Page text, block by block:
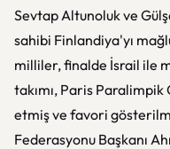
Sevtap Altunoluk ve
sahibi Finlandiya'yı
milliler, finalde İsrail ile
takımı, Paris
etmiş ve favori
Federasyonu Başkanı